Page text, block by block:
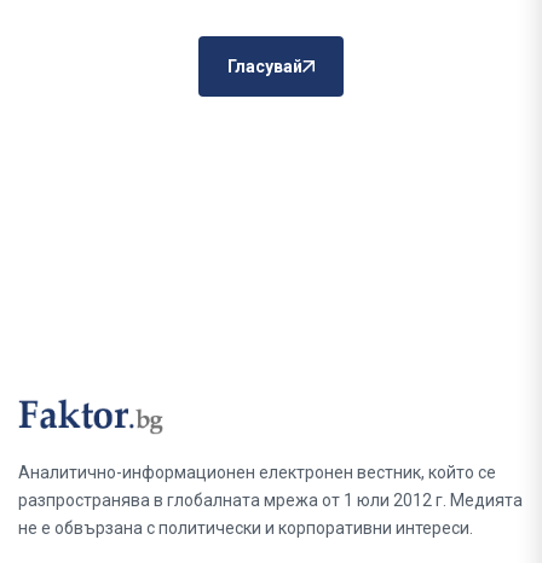
Гласувай
Аналитично-информационен електронен вестник, който се
разпространява в глобалната мрежа от 1 юли 2012 г. Медията
не е обвързана с политически и корпоративни интереси.